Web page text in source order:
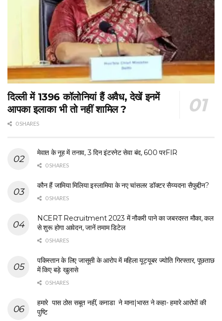
दिल्ली में 1396 कॉलोनियां हैं अवैध, देखें इनमें
आपका इलाका भी तो नहीं शामिल ?
0 SHARES
मेवात के नूह में तनाव, 3 दिन इंटरनेट सेवा बंद, 600 परFIR
0 SHARES
कौन हैं जामिया मिलिया इस्लामिया के नए चांसलर डॉक्टर सैय्यदना सैफुद्दीन?
0 SHARES
NCERT Recruitment 2023 में नौकरी पाने का जबरदस्त मौका, कल
से शुरू होगा आवेदन, जानें तमाम डिटेल
0 SHARES
पकिस्तान के लिए जासूसी के आरोप में महिला यूट्यूबर ज्योति गिरफ्तार, पूछताछ
में किए बड़े खुलासे
0 SHARES
हमारे पास ठोस सबूत नहीं, कनाडा ने माना|भारत ने कहा- हमारे आरोपों की
पुष्टि